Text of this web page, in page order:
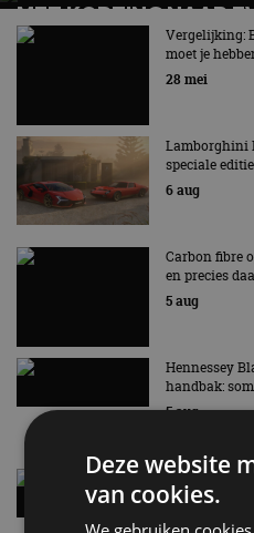
MET KORTING NAAR
AUTORAI REGELT HET!
EV Experience 2026 van 24
Vergelijking:
moet je
28 mei
Lamborghini
speciale editie
6 aug
Carbon fibre
en precies
5 aug
Hennessey
handbak:
5 aug
Audi A2 e-
per 100
4 aug
Deze website
van cookies.